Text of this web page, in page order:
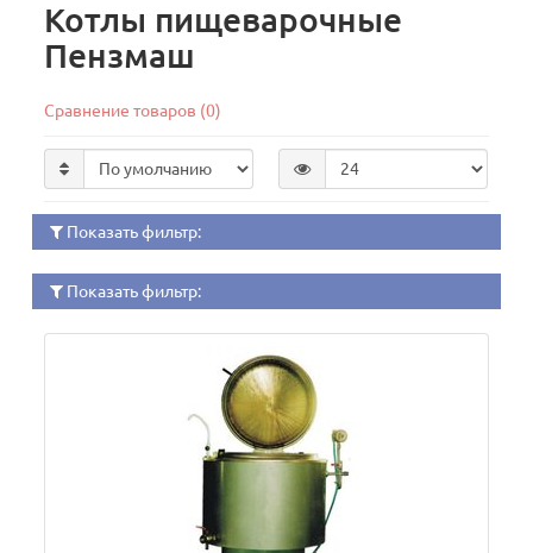
Котлы пищеварочные
Пензмаш
Сравнение товаров (0)
Показать фильтр:
Показать фильтр: